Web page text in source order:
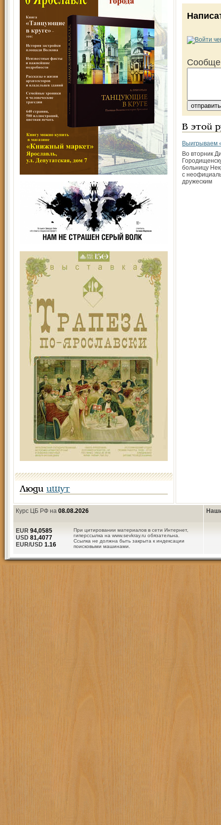
Люди ищут
В этой
Выигрываем
Во вторник
больницу
с
дружеским
Курс ЦБ РФ на 08.08.2026
При цитировании материалов в сети Интернет,
гиперссылка на www.sevkray.ru обязательна.
Ссылка не должна быть закрыта к индексации
поисковыми машинами.
EUR 94,0585
USD 81,4077
EUR/USD 1.16